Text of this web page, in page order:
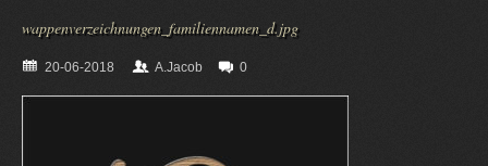
wappenverzeichnungen_familiennamen_d.jpg
20-06-2018 A.Jacob 0